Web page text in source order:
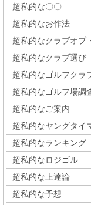
超私的な〇〇
超私的なお作法
超私的なクラブオブ
超私的なクラブ選び
超私的なゴルフクラ
超私的なゴルフ場調
超私的なご案内
超私的なヤングタイ
超私的なランキング
超私的なロジゴル
超私的な上達論
超私的な予想